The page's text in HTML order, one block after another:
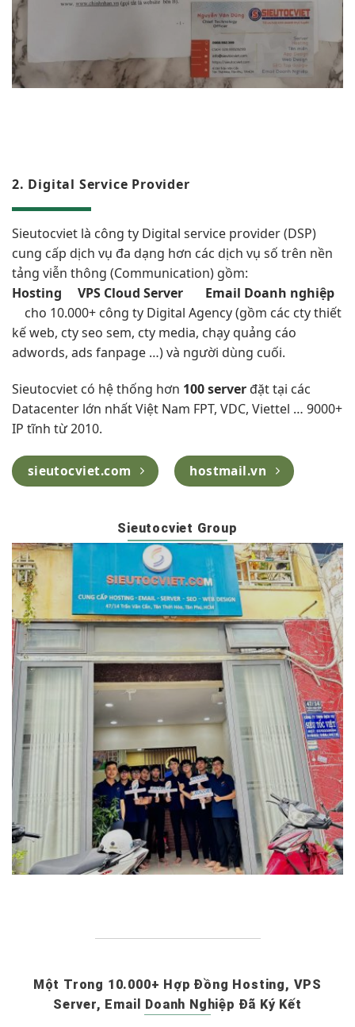
2. Digital Service Provider
Sieutocviet là công ty Digital service provider (DSP)
cung cấp dịch vụ đa dạng hơn các dịch vụ số trên nền
tảng viễn thông (Communication) gồm:
Hosting
VPS Cloud Server
Email Doanh nghiệp
cho 10.000+ công ty Digital Agency (gồm các cty thiết
kế web, cty seo sem, cty media, chạy quảng cáo
adwords, ads fanpage …) và người dùng cuối.
Sieutocviet có hệ thống hơn 100 server đặt tại các
Datacenter lớn nhất Việt Nam FPT, VDC, Viettel … 9000+
IP tĩnh từ 2010.
sieutocviet.com hostmail.vn
Sieutocviet Group
Một Trong 10.000+ Hợp Đồng Hosting, VPS
Server, Email Doanh Nghiệp Đã Ký Kết